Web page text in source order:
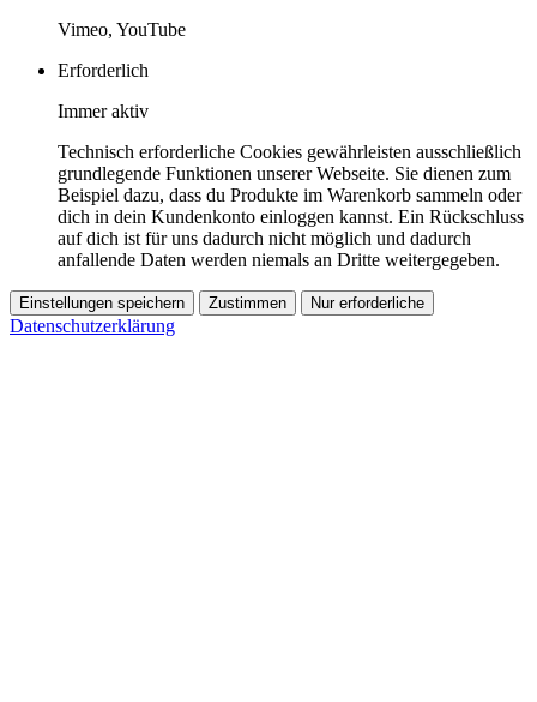
Vimeo, YouTube
Erforderlich
Immer aktiv
Technisch erforderliche Cookies gewährleisten ausschließlich
grundlegende Funktionen unserer Webseite. Sie dienen zum
Beispiel dazu, dass du Produkte im Warenkorb sammeln oder
dich in dein Kundenkonto einloggen kannst. Ein Rückschluss
auf dich ist für uns dadurch nicht möglich und dadurch
anfallende Daten werden niemals an Dritte weitergegeben.
Einstellungen speichern Zustimmen Nur erforderliche
Datenschutzerklärung